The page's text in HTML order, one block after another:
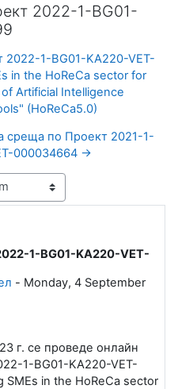
2022-1-BG01-
1-BG01-KA220-VET-
in the HoReCa sector for
Artificial Intelligence
(HoReCa5.0)
среща по Проект 2021-1-
000034664 →
1-BG01-KA220-VET-
- Monday, 4 September
г. се проведе онлайн
1-BG01-KA220-VET-
SMEs in the HoReCa sector